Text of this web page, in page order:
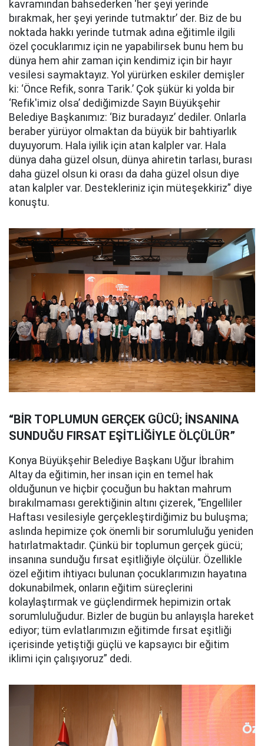
kavramından bahsederken ‘her şeyi yerinde
bırakmak, her şeyi yerinde tutmaktır’ der. Biz de bu
noktada hakkı yerinde tutmak adına eğitimle ilgili
özel çocuklarımız için ne yapabilirsek bunu hem bu
dünya hem ahir zaman için kendimiz için bir hayır
vesilesi saymaktayız. Yol yürürken eskiler demişler
ki: ‘Önce Refik, sonra Tarik.’ Çok şükür ki yolda bir
‘Refik'imiz olsa’ dediğimizde Sayın Büyükşehir
Belediye Başkanımız: ‘Biz buradayız’ dediler. Onlarla
beraber yürüyor olmaktan da büyük bir bahtiyarlık
duyuyorum. Hala iyilik için atan kalpler var. Hala
dünya daha güzel olsun, dünya ahiretin tarlası, burası
daha güzel olsun ki orası da daha güzel olsun diye
atan kalpler var. Destekleriniz için müteşekkiriz” diye
konuştu.
“BİR TOPLUMUN GERÇEK GÜCÜ; İNSANINA
SUNDUĞU FIRSAT EŞİTLİĞİYLE ÖLÇÜLÜR”
Konya Büyükşehir Belediye Başkanı Uğur İbrahim
Altay da eğitimin, her insan için en temel hak
olduğunun ve hiçbir çocuğun bu haktan mahrum
bırakılmaması gerektiğinin altını çizerek, “Engelliler
Haftası vesilesiyle gerçekleştirdiğimiz bu buluşma;
aslında hepimize çok önemli bir sorumluluğu yeniden
hatırlatmaktadır. Çünkü bir toplumun gerçek gücü;
insanına sunduğu fırsat eşitliğiyle ölçülür. Özellikle
özel eğitim ihtiyacı bulunan çocuklarımızın hayatına
dokunabilmek, onların eğitim süreçlerini
kolaylaştırmak ve güçlendirmek hepimizin ortak
sorumluluğudur. Bizler de bugün bu anlayışla hareket
ediyor; tüm evlatlarımızın eğitimde fırsat eşitliği
içerisinde yetiştiği güçlü ve kapsayıcı bir eğitim
iklimi için çalışıyoruz” dedi.